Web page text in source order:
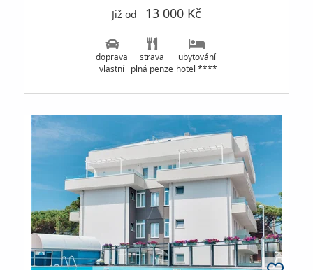
Již od 13 000 Kč
doprava
vlastní
strava
plná penze
ubytování
hotel ****